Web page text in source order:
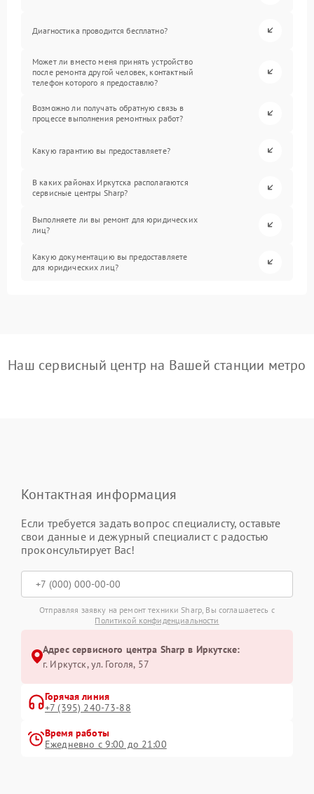
Диагностика проводится бесплатно?
Может ли вместо меня принять устройство
после ремонта другой человек, контактный
телефон которого я предоставлю?
Возможно ли получать обратную связь в
процессе выполнения ремонтных работ?
Какую гарантию вы предоставляете?
В каких районах Иркутска располагаются
сервисные центры Sharp?
Выполняете ли вы ремонт для юридических
лиц?
Какую документацию вы предоставляете
для юридических лиц?
Наш сервисный центр на Вашей станции метро
Контактная информация
Если требуется задать вопрос специалисту, оставьте
свои данные и дежурный специалист с радостью
проконсультирует Вас!
Отправляя заявку на ремонт техники Sharp, Вы соглашаетесь с
Политикой конфиденциальности
Адрес сервисного центра Sharp в Иркутске:
г. Иркутск, ул. ​Гоголя, 57
Горячая линия
+7 (395) 240-73-88
Время работы
Ежедневно с 9:00 до 21:00